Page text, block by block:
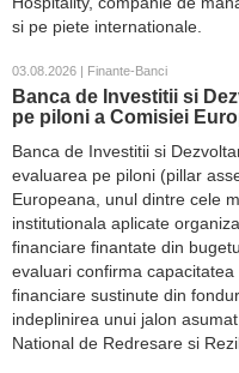
si pe piete internationale.
03.08.2026 | Finante-Banci
Banca de Investitii si
pe piloni a Comisiei
Banca de Investitii si
evaluarea pe piloni (pillar
Europeana, unul dintre cele
institutionala aplicate
financiare finantate din
evaluari confirma
financiare sustinute din
indeplinirea unui jalon
National de Redresare si